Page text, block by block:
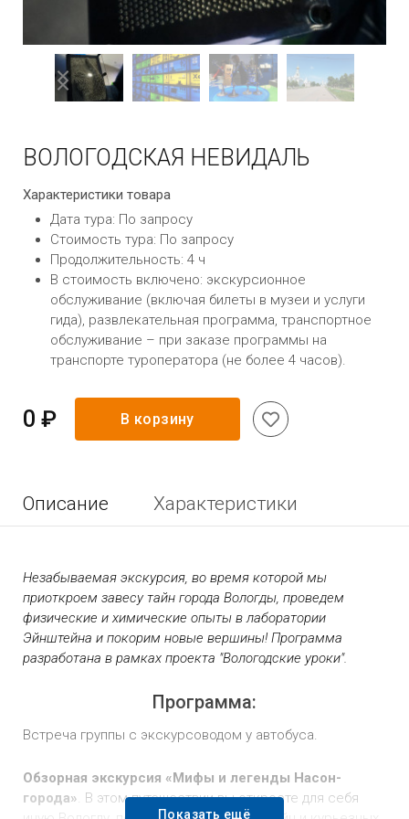
ВОЛОГОДСКАЯ НЕВИДАЛЬ
Характеристики товара
Дата тура: По запросу
Стоимость тура: По запросу
Продолжительность: 4 ч
В стоимость включено: экскурсионное
обслуживание (включая билеты в музеи и услуги
гида), развлекательная программа, транспортное
обслуживание – при заказе программы на
транспорте туроператора (не более 4 часов).
0 ₽ В корзину
Описание Характеристики
Незабываемая экскурсия, во время которой мы
приоткроем завесу тайн города Вологды, проведем
физические и химические опыты в лаборатории
Эйнштейна и покорим новые вершины! Программа
разработана в рамках проекта "Вологодские уроки".
Программа:
Встреча группы с экскурсоводом у автобуса.
Обзорная экскурсия «Мифы и легенды Насон-
города». В этом путешествии вы откроете для себя
Показать ещё